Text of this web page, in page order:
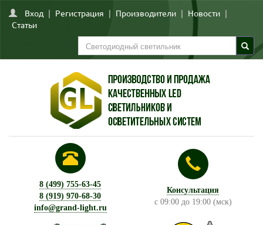
Вход | Регистрация | Производители | Новости |
Статьи
8 (499) 755-63-45
8 (919) 970-68-30
info@grand-light.ru
Консультация
с 09:00 до 19:00 (мск)